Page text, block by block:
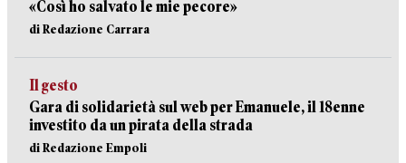
«Così ho salvato le mie pecore»
di Redazione Carrara
Il gesto
Gara di solidarietà sul web per Emanuele, il 18enne
investito da un pirata della strada
di Redazione Empoli